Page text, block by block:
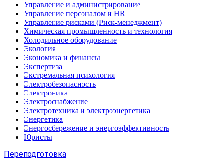
Управление и администрирование
Управление персоналом и HR
Управление рисками (Риск-менеджмент)
Химическая промышленность и технология
Холодильное оборудование
Экология
Экономика и финансы
Экспертиза
Экстремальная психология
Электробезопасность
Электроника
Электроснабжение
Электротехника и электроэнергетика
Энергетика
Энергосбережение и энергоэффективность
Юристы
Переподготовка